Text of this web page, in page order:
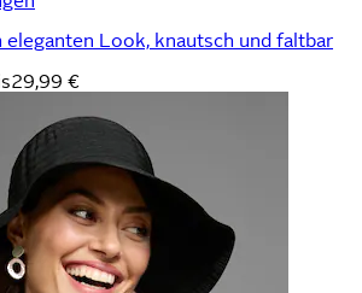
eleganten Look, knautsch und faltbar
29,99 €